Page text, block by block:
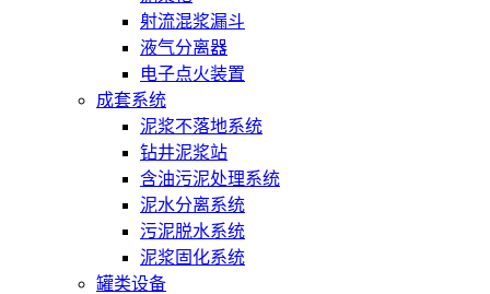
射流混浆漏斗
液气分离器
电子点火装置
成套系统
泥浆不落地系统
钻井泥浆站
含油污泥处理系统
泥水分离系统
污泥脱水系统
泥浆固化系统
罐类设备